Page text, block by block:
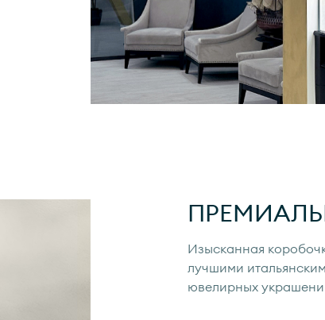
Изысканная
лучшими
ювелирных